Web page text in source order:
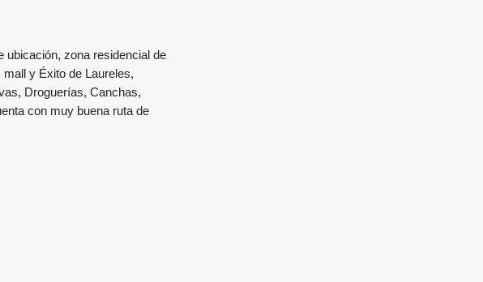
ubicación, zona residencial de
y Éxito de Laureles,
Droguerías, Canchas,
con muy buena ruta de